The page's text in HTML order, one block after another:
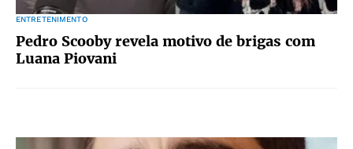
ENTRETENIMENTO
Pedro Scooby revela motivo de brigas com
Luana Piovani